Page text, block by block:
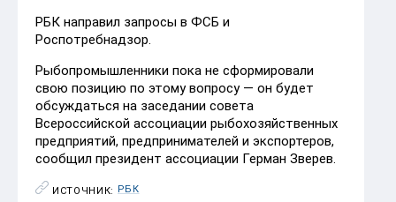
РБК направил запросы в ФСБ и
Роспотребнадзор.
Рыбопромышленники пока не сформировали
свою позицию по этому вопросу — он будет
обсуждаться на заседании совета
Всероссийской ассоциации рыбохозяйственных
предприятий, предпринимателей и экспортеров,
сообщил президент ассоциации Герман Зверев.
ИСТОЧНИК: РБК